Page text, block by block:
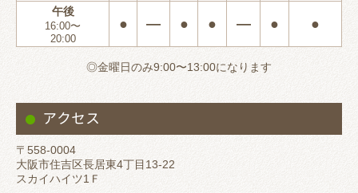
午後
16:00〜
20:00
● ― ● ● ― ● ●
◎金曜日のみ9:00〜13:00になります
アクセス
〒558-0004
大阪市住吉区長居東4丁目13-22
スカイハイツ1Ｆ